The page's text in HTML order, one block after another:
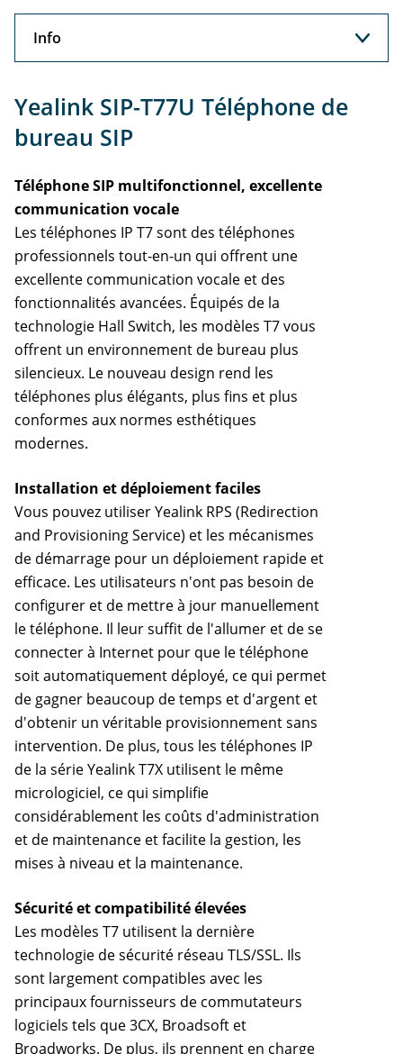
Info
Yealink SIP-T77U Téléphone de
bureau SIP
Téléphone SIP multifonctionnel, excellente
communication vocale
Les téléphones IP T7 sont des téléphones
professionnels tout-en-un qui offrent une
excellente communication vocale et des
fonctionnalités avancées. Équipés de la
technologie Hall Switch, les modèles T7 vous
offrent un environnement de bureau plus
silencieux. Le nouveau design rend les
téléphones plus élégants, plus fins et plus
conformes aux normes esthétiques
modernes.
Installation et déploiement faciles
Vous pouvez utiliser Yealink RPS (Redirection
and Provisioning Service) et les mécanismes
de démarrage pour un déploiement rapide et
efficace. Les utilisateurs n'ont pas besoin de
configurer et de mettre à jour manuellement
le téléphone. Il leur suffit de l'allumer et de se
connecter à Internet pour que le téléphone
soit automatiquement déployé, ce qui permet
de gagner beaucoup de temps et d'argent et
d'obtenir un véritable provisionnement sans
intervention. De plus, tous les téléphones IP
de la série Yealink T7X utilisent le même
micrologiciel, ce qui simplifie
considérablement les coûts d'administration
et de maintenance et facilite la gestion, les
mises à niveau et la maintenance.
Sécurité et compatibilité élevées
Les modèles T7 utilisent la dernière
technologie de sécurité réseau TLS/SSL. Ils
sont largement compatibles avec les
principaux fournisseurs de commutateurs
logiciels tels que 3CX, Broadsoft et
Broadworks. De plus, ils prennent en charge